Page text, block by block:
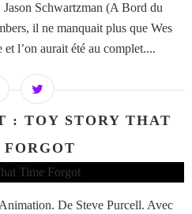
Schwartzman (A Bord du
il ne manquait plus que Wes
l’on aurait été au complet....
: TOY STORY THAT
De Steve Purcell. Avec